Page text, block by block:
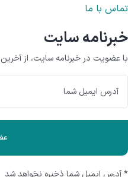
تماس با ما
خبرنامه سایت
با عضویت در خبرنامه سایت، از